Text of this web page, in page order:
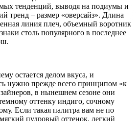
тенденций, выводя на подиумы и
тренд – размер «оверсайз». Длина
линия плеч, объемный воротник
столь популярного в последнее
остается делом вкуса, и
нужно прежде всего принципом «к
в нынешнем сезоне они
оттенку индиго, сочному
Если такая палитра вам не по
пудровый оттенок, легкий